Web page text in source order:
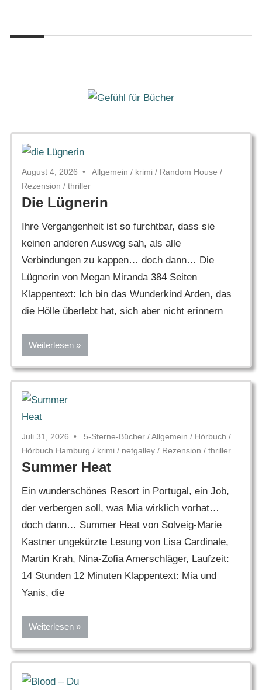
springen
Gefühl
für
August 4, 2026 Allgemein / krimi / Random House /
Rezension / thriller
Die Lügnerin
Ihre Vergangenheit ist so furchtbar, dass sie
keinen anderen Ausweg sah, als alle
Verbindungen zu kappen… doch dann… Die
Lügnerin von Megan Miranda 384 Seiten
Klappentext: Ich bin das Wunderkind Arden, das
die Hölle überlebt hat, sich aber nicht erinnern
Weiterlesen
Juli 31, 2026 5-Sterne-Bücher /Allgemein / Hörbuch /
Hörbuch Hamburg / krimi / netgalley / Rezension / thriller
Summer Heat
Ein wunderschönes Resort in Portugal, ein Job,
der verbergen soll, was Mia wirklich vorhat…
doch dann… Summer Heat von Solveig-Marie
Kastner ungekürzte Lesung von Lisa Cardinale,
Martin Krah, Nina-Zofia Amerschläger, Laufzeit:
14 Stunden 12 Minuten Klappentext: Mia und
Yanis, die
Weiterlesen